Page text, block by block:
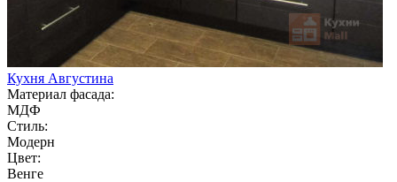
Кухня Августина
Материал фасада:
МДФ
Стиль:
Модерн
Цвет:
Венге